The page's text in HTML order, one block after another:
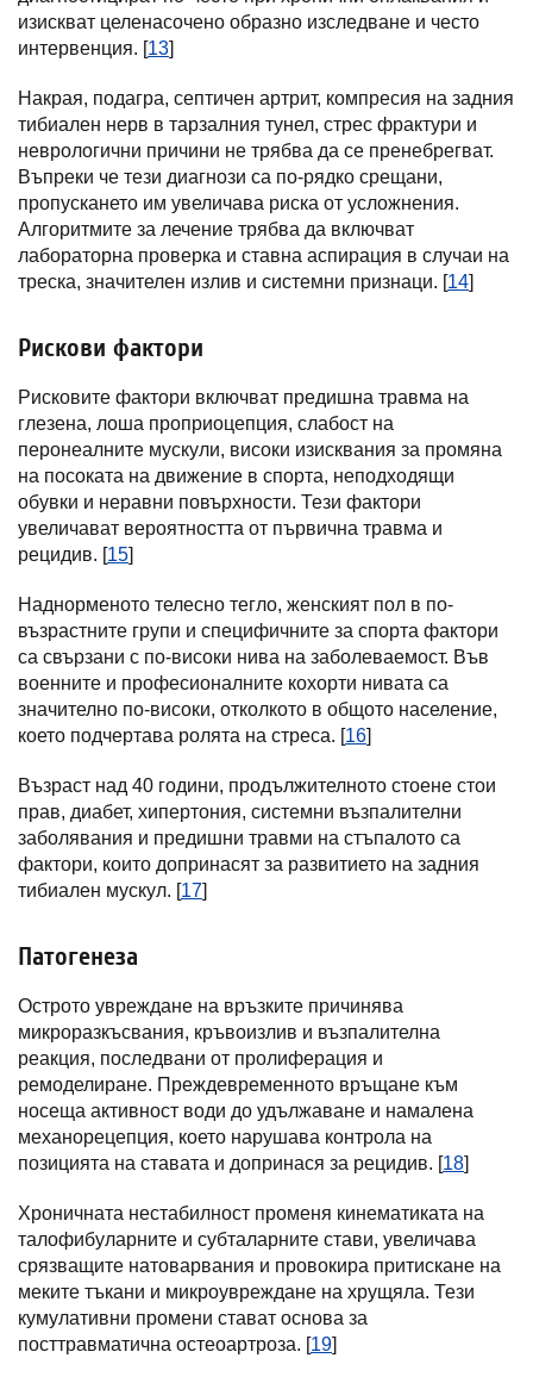
изискват целенасочено образно изследване и често
интервенция. [13]
Накрая, подагра, септичен артрит, компресия на задния
тибиален нерв в тарзалния тунел, стрес фрактури и
неврологични причини не трябва да се пренебрегват.
Въпреки че тези диагнози са по-рядко срещани,
пропускането им увеличава риска от усложнения.
Алгоритмите за лечение трябва да включват
лабораторна проверка и ставна аспирация в случаи на
треска, значителен излив и системни признаци. [14]
Рискови фактори
Рисковите фактори включват предишна травма на
глезена, лоша проприоцепция, слабост на
перонеалните мускули, високи изисквания за промяна
на посоката на движение в спорта, неподходящи
обувки и неравни повърхности. Тези фактори
увеличават вероятността от първична травма и
рецидив. [15]
Наднорменото телесно тегло, женският пол в по-
възрастните групи и специфичните за спорта фактори
са свързани с по-високи нива на заболеваемост. Във
военните и професионалните кохорти нивата са
значително по-високи, отколкото в общото население,
което подчертава ролята на стреса. [16]
Възраст над 40 години, продължителното стоене стои
прав, диабет, хипертония, системни възпалителни
заболявания и предишни травми на стъпалото са
фактори, които допринасят за развитието на задния
тибиален мускул. [17]
Патогенеза
Острото увреждане на връзките причинява
микроразкъсвания, кръвоизлив и възпалителна
реакция, последвани от пролиферация и
ремоделиране. Преждевременното връщане към
носеща активност води до удължаване и намалена
механорецепция, което нарушава контрола на
позицията на ставата и допринася за рецидив. [18]
Хроничната нестабилност променя кинематиката на
талофибуларните и субталарните стави, увеличава
срязващите натоварвания и провокира притискане на
меките тъкани и микроувреждане на хрущяла. Тези
кумулативни промени стават основа за
посттравматична остеоартроза. [19]